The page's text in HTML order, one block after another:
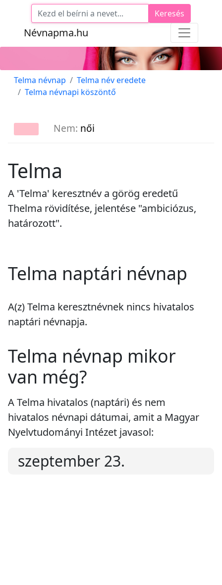
Névnapma.hu
Keresés
Telma névnap
Telma név eredete
Telma névnapi köszöntő
Nem: női
Telma
A 'Telma' keresztnév a görög eredetű
Thelma rövidítése, jelentése "ambiciózus,
határozott".
Telma naptári névnap
A(z) Telma keresztnévnek nincs hivatalos
naptári névnapja.
Telma névnap mikor
van még?
A Telma hivatalos (naptári) és nem
hivatalos névnapi dátumai, amit a Magyar
Nyelvtudományi Intézet javasol:
szeptember 23.